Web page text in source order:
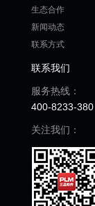
生态合作
新闻动态
联系方式
联系我们
服务热线：
400-8233-380
关注我们：